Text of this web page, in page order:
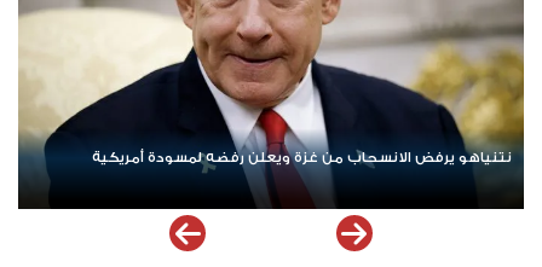
ردا على «خروقات» حزب الله.. إسرائيل تشن ضربات على جنوب لبنان